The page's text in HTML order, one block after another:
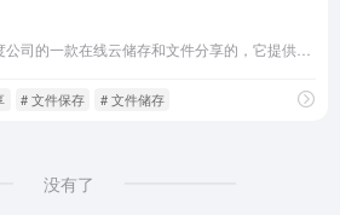
# 文件保存 # 文件储存
没有了